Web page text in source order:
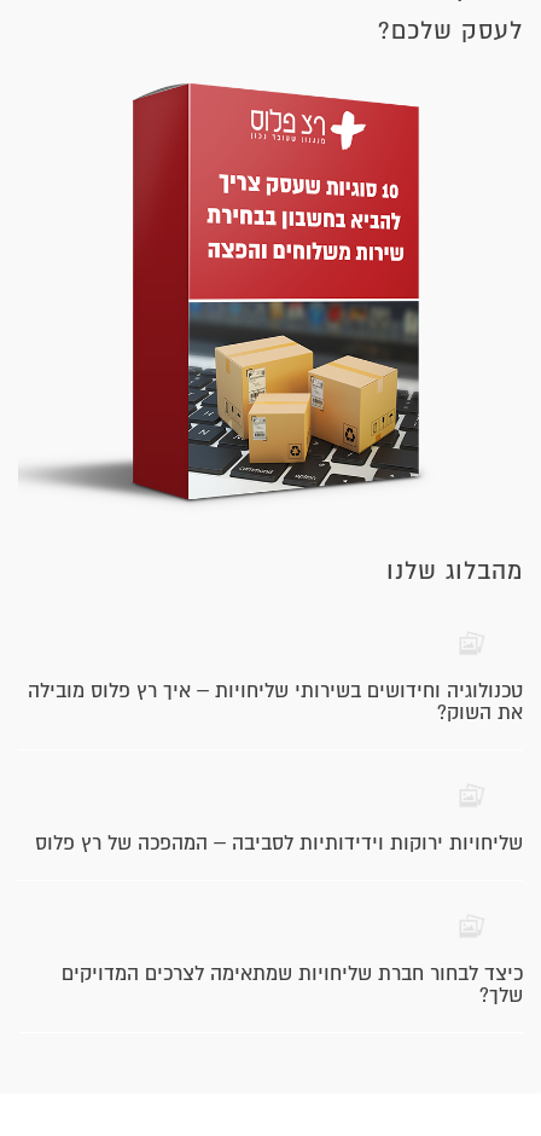
לעסק שלכם?
מהבלוג שלנו
טכנולוגיה וחידושים בשירותי שליחויות – איך רץ פלוס מובילה
את השוק?
שליחויות ירוקות וידידותיות לסביבה – המהפכה של רץ פלוס
כיצד לבחור חברת שליחויות שמתאימה לצרכים המדויקים
שלך?